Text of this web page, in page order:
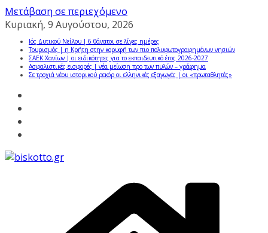
Μετάβαση σε περιεχόμενο
Κυριακή, 9 Αυγούστου, 2026
Ιός Δυτικού Νείλου | 6 θάνατοι σε λίγες ημέρες
Τουρισμός | η Κρήτη στην κορυφή των πιο πολυφωτογραφημένων νησιών
ΣΑΕΚ Χανίων | οι ειδικότητες για το εκπαιδευτικό έτος 2026-2027
Ασφαλιστικές εισφορές | νέα μείωση προ των πυλών – γράφημα
Σε τροχιά νέου ιστορικού ρεκόρ οι ελληνικές εξαγωγές | οι «πρωταθλητές»